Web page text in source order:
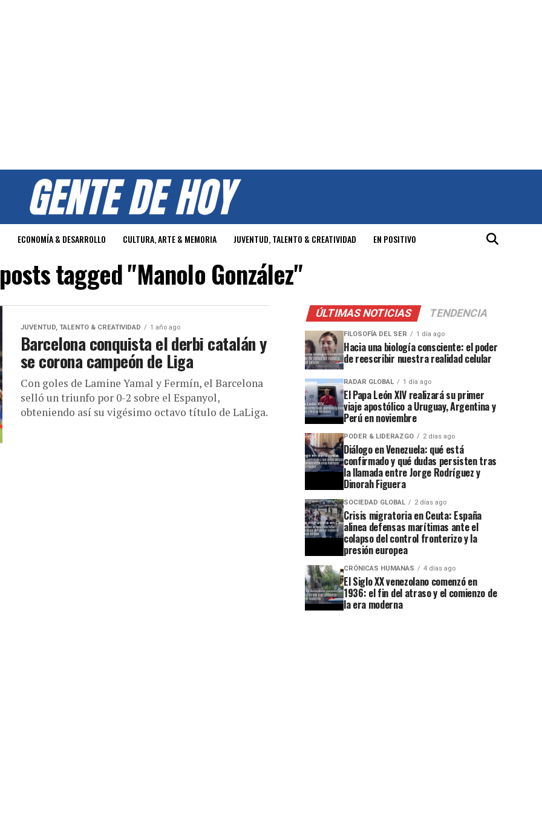
ECONOMÍA & DESARROLLO CULTURA, ARTE & MEMORIA JUVENTUD, TALENTO & CREATIVIDAD EN POSITIVO
tagged "Manolo González"
JUVENTUD, TALENTO & CREATIVIDAD 1 año ago
Barcelona conquista el derbi catalán y
se corona campeón de Liga
Con goles de Lamine Yamal y Fermín, el Barcelona
selló un triunfo por 0-2 sobre el Espanyol,
obteniendo así su vigésimo octavo título de LaLiga.
ÚLTIMAS NOTICIAS TENDENCIA
FILOSOFÍA DEL SER 1 día ago
Hacia una biología consciente: el poder
de reescribir nuestra realidad celular
RADAR GLOBAL 1 día ago
El Papa León XIV realizará su primer
viaje apostólico a Uruguay, Argentina y
Perú en noviembre
PODER & LIDERAZGO 2 días ago
Diálogo en Venezuela: qué está
confirmado y qué dudas persisten tras
la llamada entre Jorge Rodríguez y
Dinorah Figuera
SOCIEDAD GLOBAL 2 días ago
Crisis migratoria en Ceuta: España
alinea defensas marítimas ante el
colapso del control fronterizo y la
presión europea
CRÓNICAS HUMANAS 4 días ago
El Siglo XX venezolano comenzó en
1936: el fin del atraso y el comienzo de
la era moderna